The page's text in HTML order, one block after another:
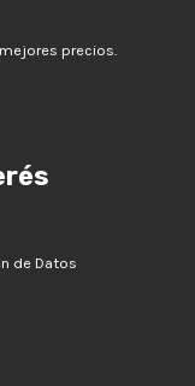
precios.
de Datos